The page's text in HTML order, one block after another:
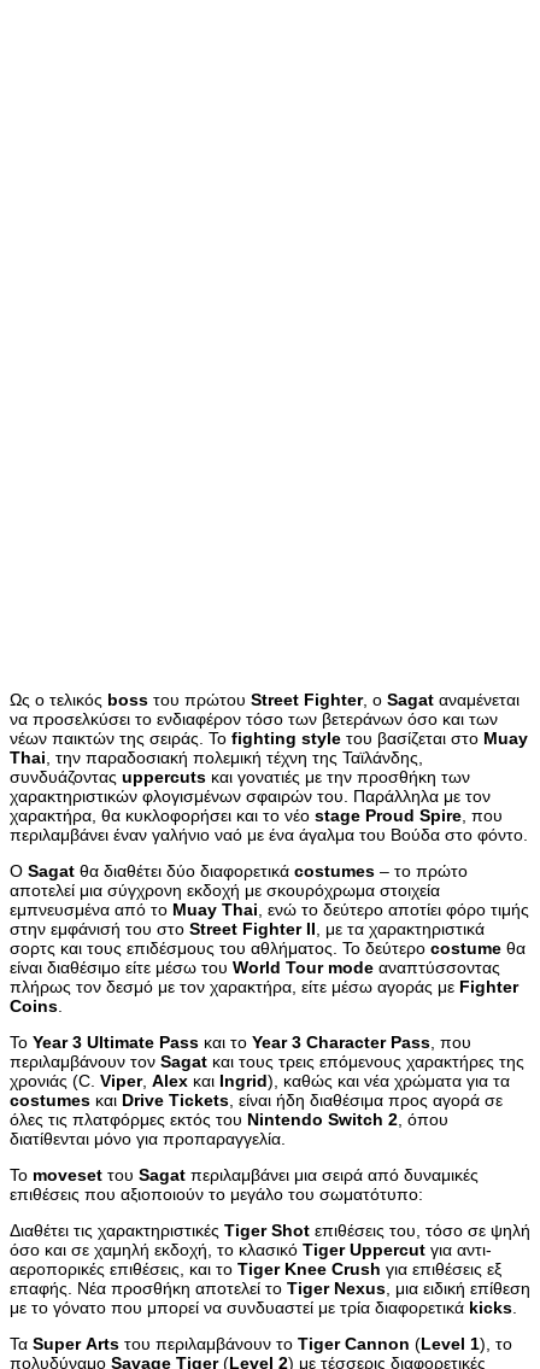
Ως ο τελικός boss του πρώτου Street Fighter, ο Sagat αναμένεται
να προσελκύσει το ενδιαφέρον τόσο των βετεράνων όσο και των
νέων παικτών της σειράς. Το fighting style του βασίζεται στο Muay
Thai , την παραδοσιακή πολεμική τέχνη της Ταϊλάνδης,
συνδυάζοντας uppercuts και γονατιές με την προσθήκη των
χαρακτηριστικών φλογισμένων σφαιρών του. Παράλληλα με τον
χαρακτήρα, θα κυκλοφορήσει και το νέο stage Proud Spire , που
περιλαμβάνει έναν γαλήνιο ναό με ένα άγαλμα του Βούδα στο φόντο.
Ο Sagat θα διαθέτει δύο διαφορετικά costumes – το πρώτο
αποτελεί μια σύγχρονη εκδοχή με σκουρόχρωμα στοιχεία
εμπνευσμένα από το Muay Thai , ενώ το δεύτερο αποτίει φόρο τιμής
στην εμφάνισή του στο Street Fighter II , με τα χαρακτηριστικά
σορτς και τους επιδέσμους του αθλήματος. Το δεύτερο costume θα
είναι διαθέσιμο είτε μέσω του World Tour mode αναπτύσσοντας
πλήρως τον δεσμό με τον χαρακτήρα, είτε μέσω αγοράς με Fighter
Coins
Το Year 3 Ultimate Pass και το Year 3 Character Pass , που
περιλαμβάνουν τον Sagat και τους τρεις επόμενους χαρακτήρες της
χρονιάς (C. Viper, Alex και Ingrid), καθώς και νέα χρώματα για τα
costumes και Drive Tickets , είναι ήδη διαθέσιμα προς αγορά σε
όλες τις πλατφόρμες εκτός του Nintendo Switch 2 , όπου
διατίθενται μόνο για προπαραγγελία.
Το moveset του Sagat περιλαμβάνει μια σειρά από δυναμικές
επιθέσεις που αξιοποιούν το μεγάλο του σωματότυπο:
Διαθέτει τις χαρακτηριστικές Tiger Shot επιθέσεις του, τόσο σε ψηλή
όσο και σε χαμηλή εκδοχή, το κλασικό Tiger Uppercut για αντι-
αεροπορικές επιθέσεις, και το Tiger Knee Crush για επιθέσεις εξ
επαφής. Νέα προσθήκη αποτελεί το Tiger Nexus , μια ειδική επίθεση
με το γόνατο που μπορεί να συνδυαστεί με τρία διαφορετικά kicks
Τα Super Arts του περιλαμβάνουν το Tiger Cannon (Level 1), το
πολυδύναμο Savage Tiger(Level 2) με τέσσερις διαφορετικές